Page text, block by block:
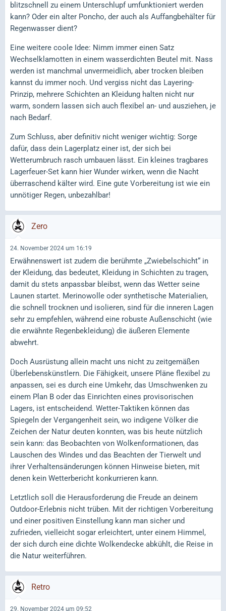
blitzschnell zu einem Unterschlupf umfunktioniert werden
kann? Oder ein alter Poncho, der auch als Auffangbehälter für
Regenwasser dient?
Eine weitere coole Idee: Nimm immer einen Satz
Wechselklamotten in einem wasserdichten Beutel mit. Nass
werden ist manchmal unvermeidlich, aber trocken bleiben
kannst du immer noch. Und vergiss nicht das Layering-
Prinzip, mehrere Schichten an Kleidung halten nicht nur
warm, sondern lassen sich auch flexibel an- und ausziehen, je
nach Bedarf.
Zum Schluss, aber definitiv nicht weniger wichtig: Sorge
dafür, dass dein Lagerplatz einer ist, der sich bei
Wetterumbruch rasch umbauen lässt. Ein kleines tragbares
Lagerfeuer-Set kann hier Wunder wirken, wenn die Nacht
überraschend kälter wird. Eine gute Vorbereitung ist wie ein
unnötiger Regen, unbezahlbar!
Zero
24. November 2024 um 16:19
Erwähnenswert ist zudem die berühmte „Zwiebelschicht“ in
der Kleidung, das bedeutet, Kleidung in Schichten zu tragen,
damit du stets anpassbar bleibst, wenn das Wetter seine
Launen startet. Merinowolle oder synthetische Materialien,
die schnell trocknen und isolieren, sind für die inneren Lagen
sehr zu empfehlen, während eine robuste Außenschicht (wie
die erwähnte Regenbekleidung) die äußeren Elemente
abwehrt.
Doch Ausrüstung allein macht uns nicht zu zeitgemäßen
Überlebenskünstlern. Die Fähigkeit, unsere Pläne flexibel zu
anpassen, sei es durch eine Umkehr, das Umschwenken zu
einem Plan B oder das Einrichten eines provisorischen
Lagers, ist entscheidend. Wetter-Taktiken können das
Spiegeln der Vergangenheit sein, wo indigene Völker die
Zeichen der Natur deuten konnten, was bis heute nützlich
sein kann: das Beobachten von Wolkenformationen, das
Lauschen des Windes und das Beachten der Tierwelt und
ihrer Verhaltensänderungen können Hinweise bieten, mit
denen kein Wetterbericht konkurrieren kann.
Letztlich soll die Herausforderung die Freude an deinem
Outdoor-Erlebnis nicht trüben. Mit der richtigen Vorbereitung
und einer positiven Einstellung kann man sicher und
zufrieden, vielleicht sogar erleichtert, unter einem Himmel,
der sich durch eine dichte Wolkendecke abkühlt, die Reise in
die Natur weiterführen.
Retro
29. November 2024 um 09:52